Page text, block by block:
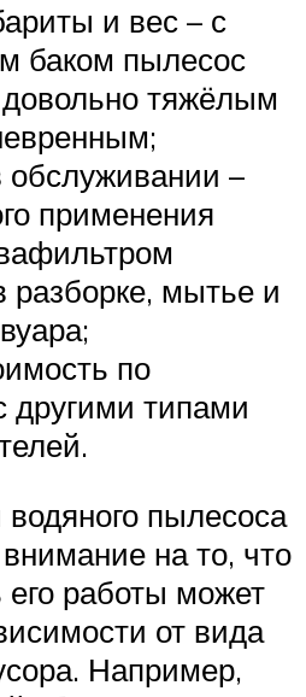
и вес – с
баком пылесос
тяжёлым
обслуживании –
применения
разборке, мытье и
по
другими типами
пылесоса
на то, что
работы может
от вида
Например,